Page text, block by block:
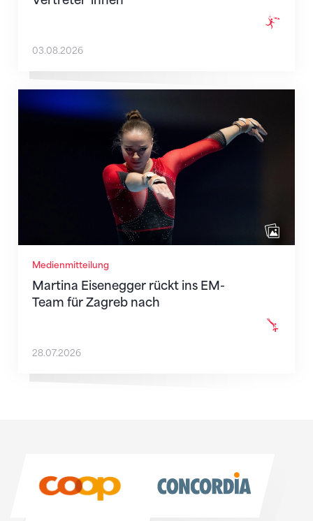
03.08.2026
Medienmitteilung
Martina Eisenegger rückt ins EM-
Team für Zagreb nach
28.07.2026